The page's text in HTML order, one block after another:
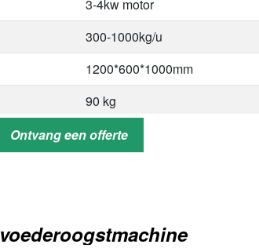
3-4kw motor
300-1000kg/u
1200*600*1000mm
90 kg
2-3mm
Pluimvee, varken, kip, eend,
Ontvang een offerte